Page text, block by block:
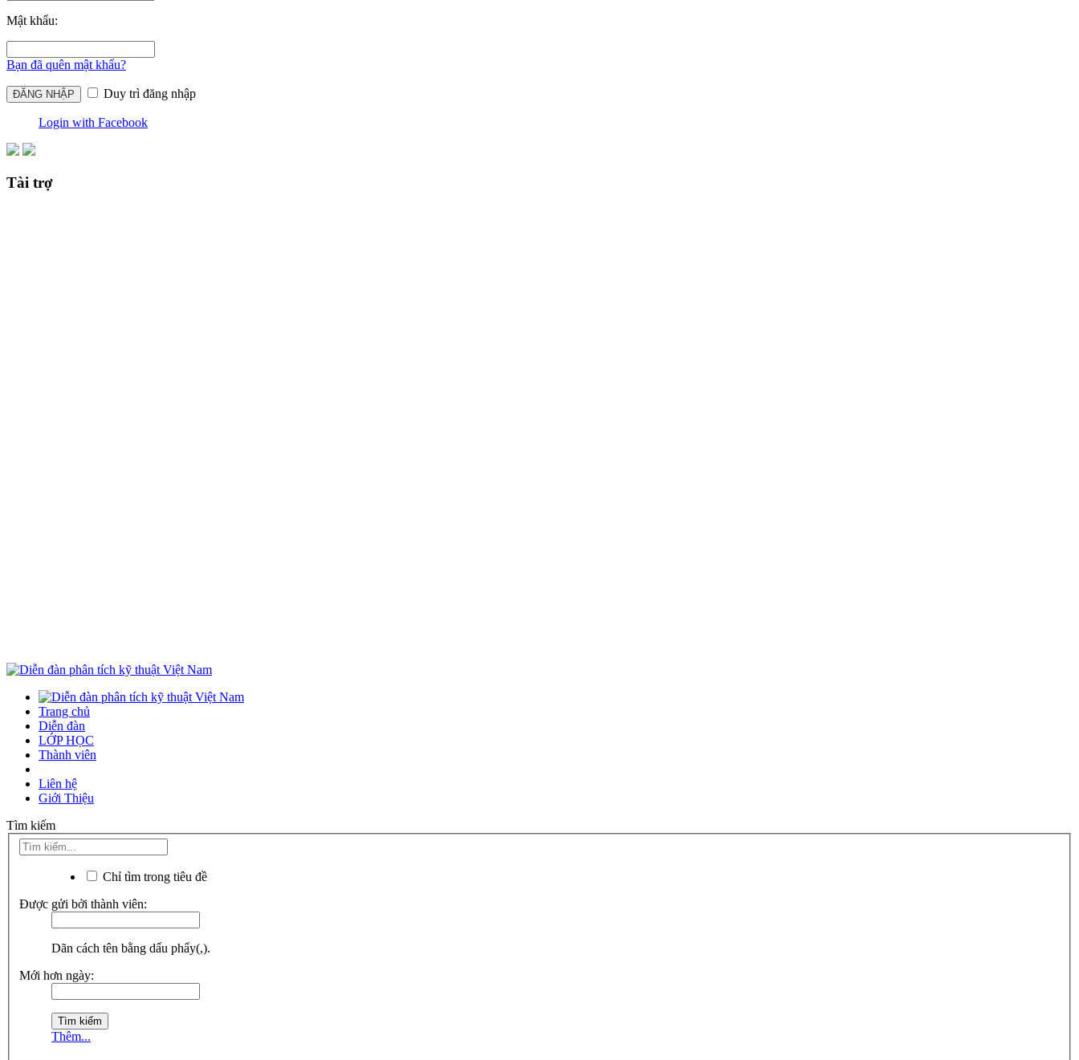
Mật khẩu:
Bạn đã quên mật khẩu?
Duy trì đăng nhập
Login with Facebook
Tài trợ
Trang chủ
Diễn đàn
LỚP HỌC
Thành viên
Liên hệ
Giới Thiệu
Tìm kiếm
Chỉ tìm trong tiêu đề
Được gửi bởi thành viên:
Dãn cách tên bằng dấu phẩy(,).
Mới hơn ngày:
Thêm...